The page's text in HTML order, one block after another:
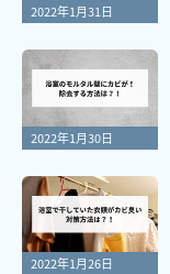
2022年1月31日
2022年1月30日
2022年1月26日